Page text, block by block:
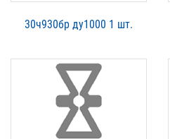
30ч930бр ду1000 1 шт.